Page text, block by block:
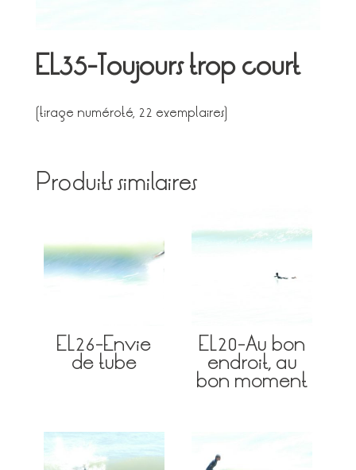
EL35-Toujours trop court
(tirage numéroté, 22 exemplaires)
Produits similaires
EL26-Envie
de tube
EL20-Au bon
endroit, au
bon moment